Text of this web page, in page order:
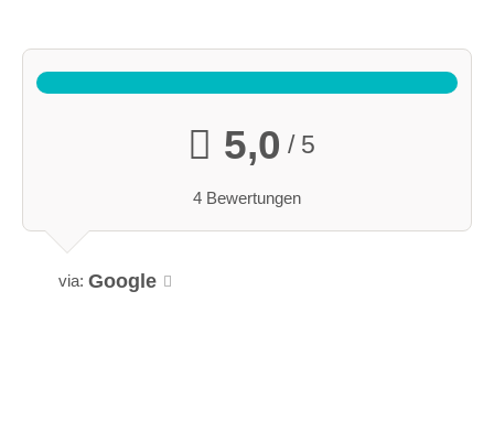
5,0 / 5
4 Bewertungen
via: Google